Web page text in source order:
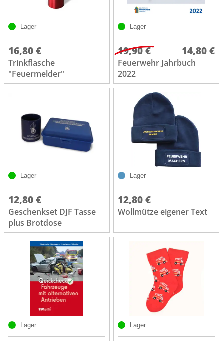
Lager
16,80 €
Trinkflasche
"Feuermelder"
Lager
19,90 € 14,80 €
Feuerwehr Jahrbuch
2022
Lager
12,80 €
Geschenkset DJF Tasse
plus Brotdose
Lager
12,80 €
Wollmütze eigener Text
Lager Lager